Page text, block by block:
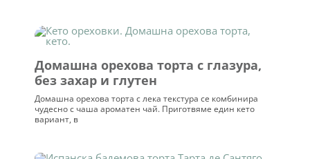
Домашна орехова торта с глазура,
без захар и глутен
Домашна орехова торта с лека текстура се комбинира
чудесно с чаша ароматен чай. Приготвяме един кето
вариант, в